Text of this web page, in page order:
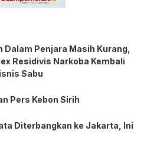
Dalam Penjara Masih Kurang,
Residivis Narkoba Kembali
Sabu
Pers Kebon Sirih
Diterbangkan ke Jakarta, Ini